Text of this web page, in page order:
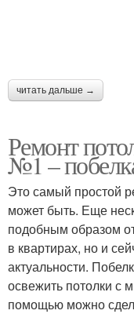
читать дальше →
Ремонт
№1 –
Это самый простой
может быть. Еще
подобным образом
в квартирах, но и
актуальности.
освежить потолки с
помощью можно